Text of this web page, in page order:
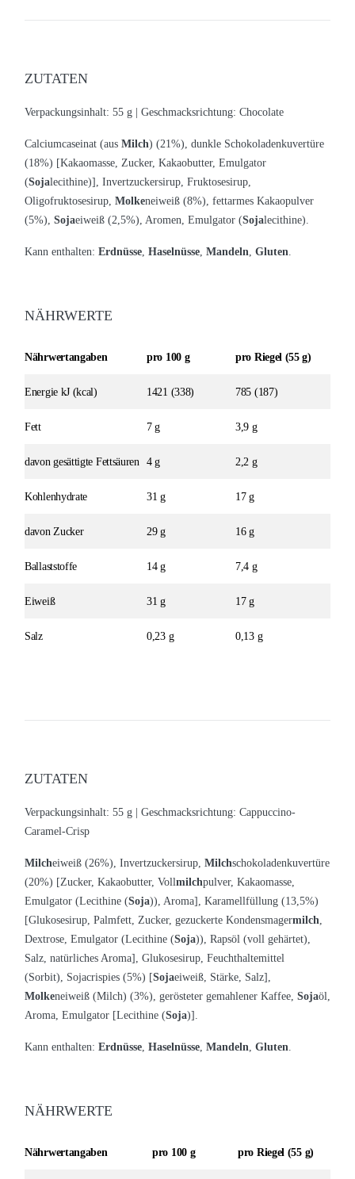
ZUTATEN
Verpackungsinhalt: 55 g | Geschmacksrichtung: Chocolate
Calciumcaseinat (aus Milch) (21%), dunkle Schokoladenkuvertüre
(18%) [Kakaomasse, Zucker, Kakaobutter, Emulgator
(Sojalecithine)], Invertzuckersirup, Fruktosesirup,
Oligofruktosesirup, Molkeneiweiß (8%), fettarmes Kakaopulver
(5%), Sojaeiweiß (2,5%), Aromen, Emulgator (Sojalecithine).
Kann enthalten: Erdnüsse, Haselnüsse, Mandeln, Gluten.
NÄHRWERTE
Nährwert­angaben pro 100 g pro Riegel (55 g)
Energie kJ (kcal) 1421 (338) 785 (187)
Fett 7 g 3,9 g
davon gesättigte Fettsäuren 4 g 2,2 g
Kohlenhydrate 31 g 17 g
davon Zucker 29 g 16 g
Ballaststoffe 14 g 7,4 g
Eiweiß 31 g 17 g
Salz 0,23 g 0,13 g
ZUTATEN
Verpackungsinhalt: 55 g | Geschmacksrichtung: Cappuccino-
Caramel-Crisp
Milcheiweiß (26%), Invertzuckersirup, Milchschokoladenkuvertüre
(20%) [Zucker, Kakaobutter, Vollmilchpulver, Kakaomasse,
Emulgator (Lecithine (Soja)), Aroma], Karamellfüllung (13,5%)
[Glukosesirup, Palmfett, Zucker, gezuckerte Kondensmagermilch,
Dextrose, Emulgator (Lecithine (Soja)), Rapsöl (voll gehärtet),
Salz, natürliches Aroma], Glukosesirup, Feuchthaltemittel
(Sorbit), Sojacrispies (5%) [Sojaeiweiß, Stärke, Salz],
Molkeneiweiß (Milch) (3%), gerösteter gemahlener Kaffee, Sojaöl,
Aroma, Emulgator [Lecithine (Soja)].
Kann enthalten: Erdnüsse, Haselnüsse, Mandeln, Gluten.
NÄHRWERTE
Nährwertangaben pro 100 g pro Riegel (55 g)